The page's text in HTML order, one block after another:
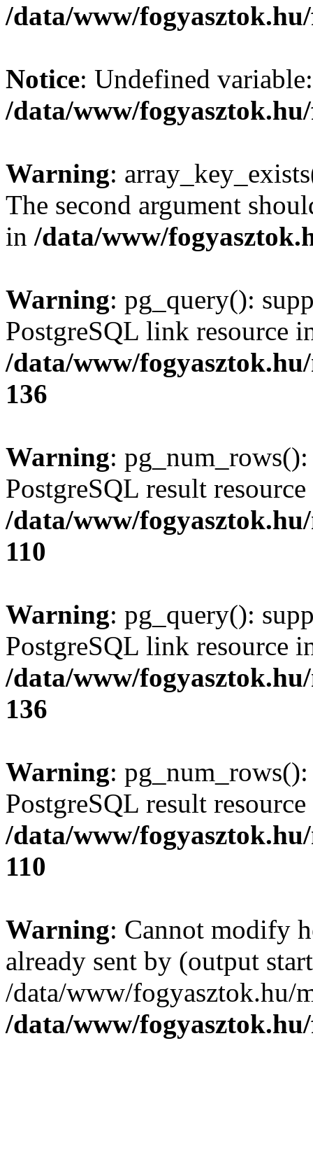
/data/www/
Notice: Undefined
/data/www/
Warning:
The second argument
in /data/www/
Warning: pg_query():
PostgreSQL link resource
/data/www/
136
Warning:
PostgreSQL result
/data/www/
110
Warning: pg_query():
PostgreSQL link resource
/data/www/
136
Warning:
PostgreSQL result
/data/www/
110
Warning: Cannot modify
already sent by (output
/data/www/fogyasztok.hu/
/data/www/